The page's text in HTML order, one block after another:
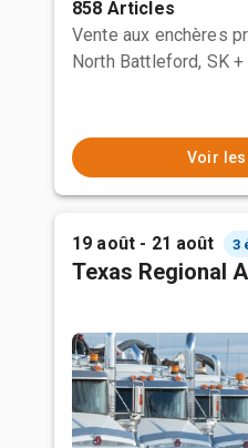
858 Articles
Vente aux enchères
North Battleford, SK +
Voir
19 août - 21 août 3
Texas Regional